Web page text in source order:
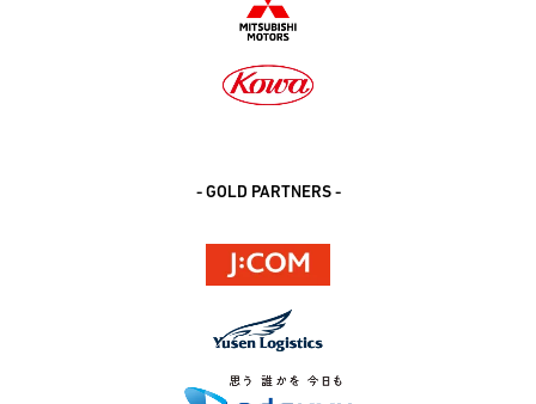
- GOLD PARTNERS -